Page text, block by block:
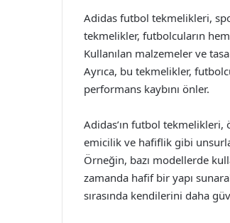
Adidas futbol tekmelikleri,
tekmelikler, futbolcuların
Kullanılan malzemeler ve
Ayrıca, bu tekmelikler,
performans kaybını önler.
Adidas’ın futbol
emicilik ve hafiflik gibi
Örneğin, bazı modellerde
zamanda hafif bir yapı
sırasında kendilerini daha